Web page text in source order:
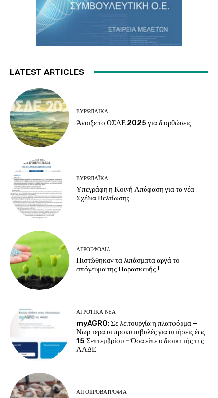
LATEST ARTICLES
ΕΥΡΩΠΑΪΚΆ
Άνοιξε το ΟΣΔΕ 2025 για διορθώσεις
ΕΥΡΩΠΑΪΚΆ
Υπεγράφη η Κοινή Απόφαση για τα νέα
Σχέδια Βελτίωσης
ΑΓΡΟΕΦΌΔΙΑ
Πιστώθηκαν τα λιπάσματα αργά το
απόγευμα της Παρασκευής !
ΑΓΡΟΤΙΚΆ ΝΈΑ
myAGRO: Σε λειτουργία η πλατφόρμα –
Νωρίτερα οι προκαταβολές για αιτήσεις έως
15 Σεπτεμβρίου – Όσα είπε ο διοικητής της
ΑΑΔΕ
ΑΙΓΟΠΡΟΒΑΤΡΟΦΊΑ